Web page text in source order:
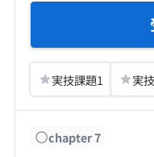
実技課題1 実
chapter7